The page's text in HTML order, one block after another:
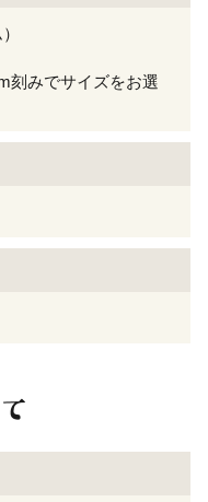
刻みでサイズをお選